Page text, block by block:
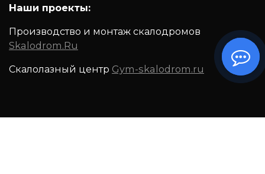
Наши проекты:
Производство и монтаж скалодромов
Skalodrom.Ru
Скалолазный центр Gym-skalodrom.ru